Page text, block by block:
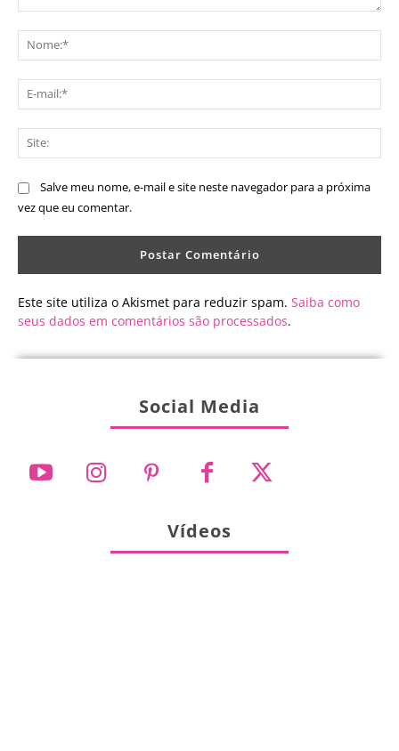
Salve meu nome, e-mail e site neste navegador para a próxima
vez que eu comentar.
Este site utiliza o Akismet para reduzir spam. Saiba como
seus dados em comentários são processados.
Social Media
Vídeos